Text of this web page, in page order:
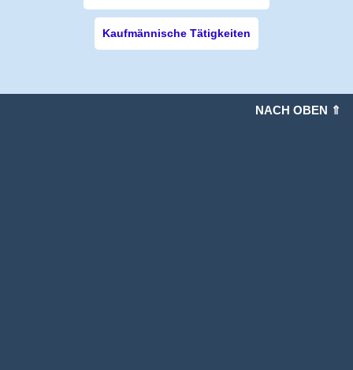
Kaufmännische Tätigkeiten
NACH OBEN ⇑